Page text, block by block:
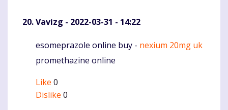
Vavizg - 2022-03-31 - 14:22
Komentaras
esomeprazole online buy - nexium 20mg uk
promethazine online
Like 0
Dislike 0